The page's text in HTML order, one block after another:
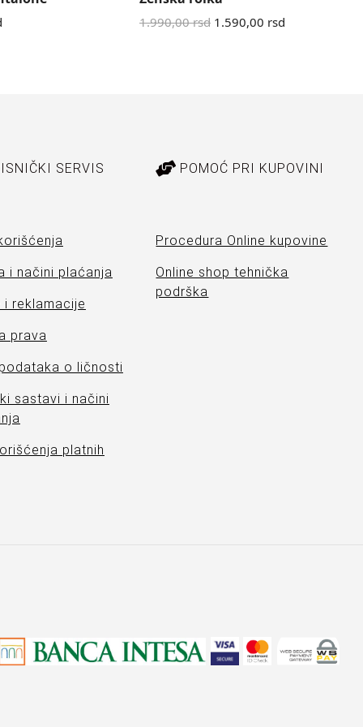
1.990,00rsd 1.590,00 rsd
SERVIS
i načini plaćanja
i reklamacije
prava
o ličnosti
sastavi i načini
platnih
POMOĆ PRI KUPOVINI
Procedura Online kupovine
Online shop tehnička
podrška